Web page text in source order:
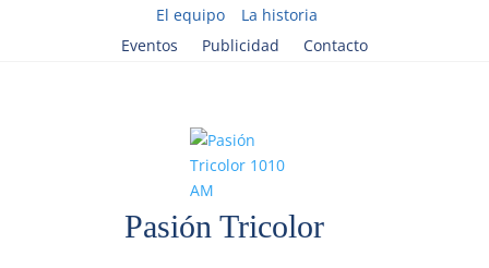
El equipo
La historia
Eventos
Publicidad Contacto